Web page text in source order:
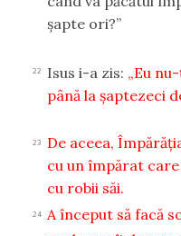
şapte ori?”
22 Isus i-a zis: „Eu
până la şaptezeci
23
De aceea,
cu un împărat
cu robii săi.
24 A început să facă